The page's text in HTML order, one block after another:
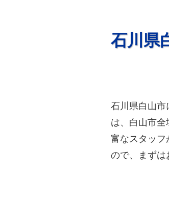
石川県
石川県白山市
は、白山市
富なスタッフ
ので、まずは